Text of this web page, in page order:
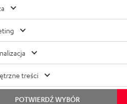
treści
POTWIERDŹ WYBÓR